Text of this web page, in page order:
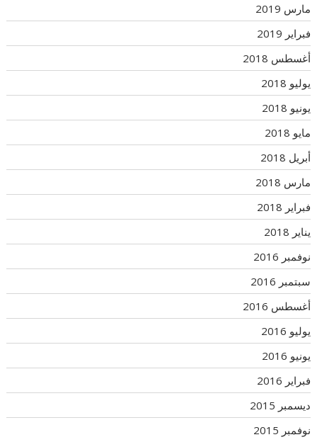
مارس 2019
فبراير 2019
أغسطس 2018
يوليو 2018
يونيو 2018
مايو 2018
أبريل 2018
مارس 2018
فبراير 2018
يناير 2018
نوفمبر 2016
سبتمبر 2016
أغسطس 2016
يوليو 2016
يونيو 2016
فبراير 2016
ديسمبر 2015
نوفمبر 2015